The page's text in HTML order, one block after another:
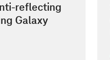
reflecting
Galaxy